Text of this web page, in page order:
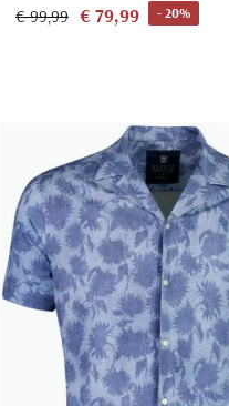
€ 99,99 € 79,99 - 20%